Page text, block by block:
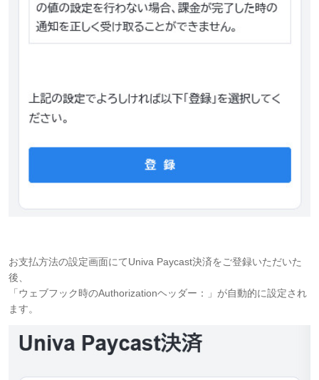
お支払方法の設定画面にてUniva Paycast決済をご登録いただいた
後、
「ウェブフック時のAuthorizationヘッダー：」が自動的に設定され
ます。